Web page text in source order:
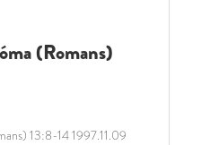
(Romans)
13:8-14 1997.11.09